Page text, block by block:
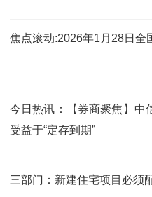
焦点滚动:2026年1月28日全
今日热讯：【券商聚焦】中
受益于“定存到期”
三部门：新建住宅项目必须